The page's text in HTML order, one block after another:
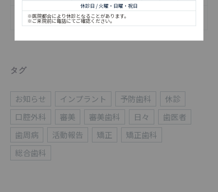
矯正歯科について
タグ
お知らせ インプラント 予防歯科
休診
口腔外科
審美 審美歯科 日々
歯医者
歯周病
活動報告 矯正
矯正歯科
総合歯科
休診日 / 火曜・日曜・祝日
※医院都合により休診となることがあります。
※ご来院前に電話にてご確認ください。